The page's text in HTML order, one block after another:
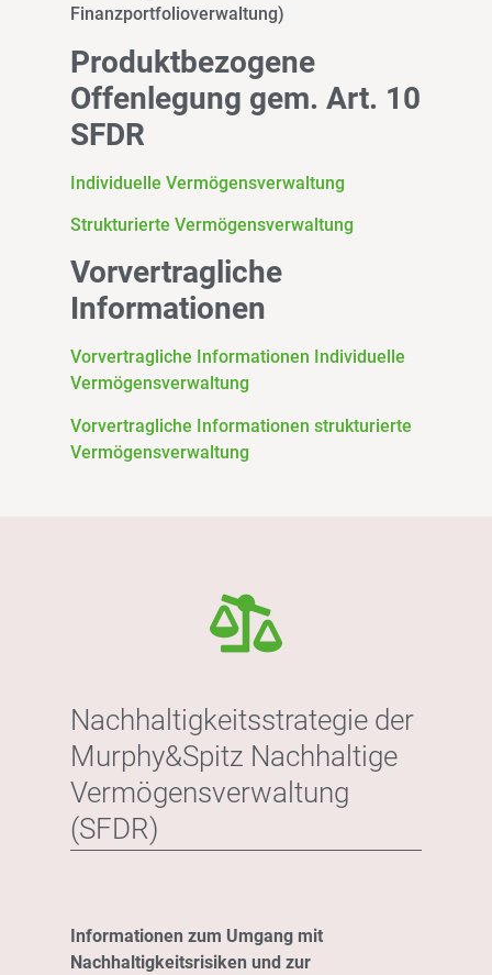
Finanzportfolioverwaltung)
Produktbezogene
Offenlegung gem. Art. 10
SFDR
Individuelle Vermögensverwaltung
Strukturierte Vermögensverwaltung
Vorvertragliche
Informationen
Vorvertragliche Informationen Individuelle
Vermögensverwaltung
Vorvertragliche Informationen strukturierte
Vermögensverwaltung
Nachhaltigkeitsstrategie der
Murphy&Spitz Nachhaltige
Vermögensverwaltung
(SFDR)
Informationen zum Umgang mit
Nachhaltigkeitsrisiken und zur